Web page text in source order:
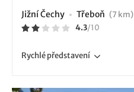
Jižní Čechy Třeboň (7 km)
4.3/10
Rychlépředstavení